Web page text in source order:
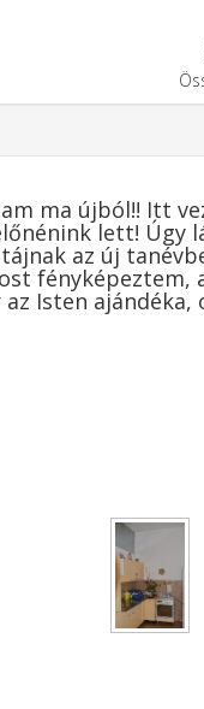
ma újból!! Itt
lett! Úgy
az új
fényképeztem,
Isten